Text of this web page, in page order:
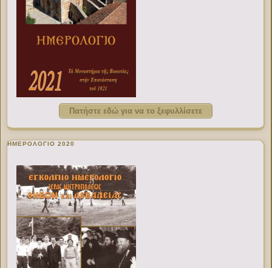
Πατήστε εδώ για να το ξεφυλλίσετε
ΗΜΕΡΟΛΟΓΙΟ 2020